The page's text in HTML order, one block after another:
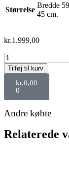
Størrelse
Bredde
45 cm.
kr.1.999,00
Tilføj til kurv
kr.0,00
0
Andre købte
Relaterede